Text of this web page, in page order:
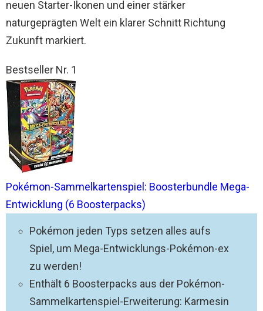
neuen Starter-Ikonen und einer stärker
naturgeprägten Welt ein klarer Schnitt Richtung
Zukunft markiert.
Bestseller Nr. 1
Pokémon-Sammelkartenspiel: Boosterbundle Mega-
Entwicklung (6 Boosterpacks)
Pokémon jeden Typs setzen alles aufs
Spiel, um Mega-Entwicklungs-Pokémon-ex
zu werden!
Enthält 6 Boosterpacks aus der Pokémon-
Sammelkartenspiel-Erweiterung: Karmesin